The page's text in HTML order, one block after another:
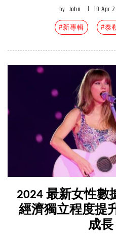
by John 10 Apr
#新專輯 #泰
2024 最新女性數
經濟獨立程度提
成長